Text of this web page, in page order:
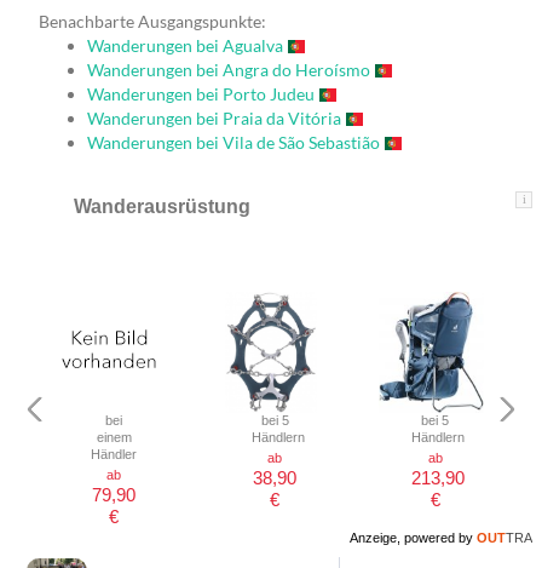
Benachbarte Ausgangspunkte:
Wanderungen bei Agualva
Wanderungen bei Angra do Heroísmo
Wanderungen bei Porto Judeu
Wanderungen bei Praia da Vitória
Wanderungen bei Vila de São Sebastião
i
Wanderausrüstung
bei
einem
Händler
ab
79,90
€
bei 5
Händlern
ab
38,90
€
bei 5
Händlern
ab
213,90
€
Anzeige, powered by OUTTRA